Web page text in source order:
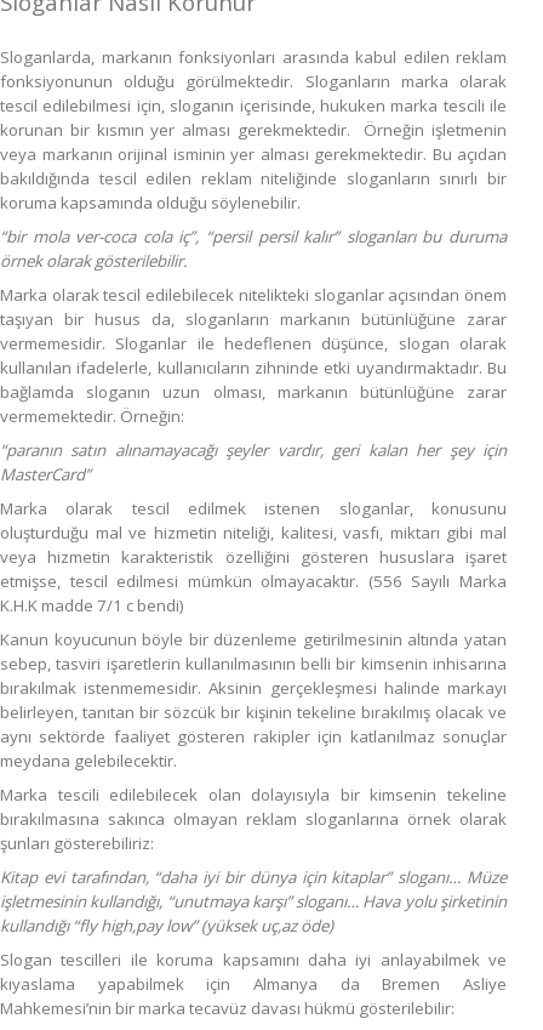
Sloganlarda, markanın fonksiyonları arasında kabul edilen reklam
fonksiyonunun olduğu görülmektedir. Sloganların marka olarak
tescil edilebilmesi için, sloganın içerisinde, hukuken marka tescili ile
korunan bir kısmın yer alması gerekmektedir. Örneğin işletmenin
veya markanın orijinal isminin yer alması gerekmektedir. Bu açıdan
bakıldığında tescil edilen reklam niteliğinde sloganların sınırlı bir
koruma kapsamında olduğu söylenebilir.
“bir mola ver-coca cola iç”, “persil persil kalır” sloganları bu duruma
örnek olarak gösterilebilir.
Marka olarak tescil edilebilecek nitelikteki sloganlar açısından önem
taşıyan bir husus da, sloganların markanın bütünlüğüne zarar
vermemesidir. Sloganlar ile hedeflenen düşünce, slogan olarak
kullanılan ifadelerle, kullanıcıların zihninde etki uyandırmaktadır. Bu
bağlamda sloganın uzun olması, markanın bütünlüğüne zarar
vermemektedir. Örneğin:
“paranın satın alınamayacağı şeyler vardır, geri kalan her şey için
MasterCard”
Marka olarak tescil edilmek istenen sloganlar, konusunu
oluşturduğu mal ve hizmetin niteliği, kalitesi, vasfı, miktarı gibi mal
veya hizmetin karakteristik özelliğini gösteren hususlara işaret
etmişse, tescil edilmesi mümkün olmayacaktır. (556 Sayılı Marka
K.H.K madde 7/1 c bendi)
Kanun koyucunun böyle bir düzenleme getirilmesinin altında yatan
sebep, tasviri işaretlerin kullanılmasının belli bir kimsenin inhisarına
bırakılmak istenmemesidir. Aksinin gerçekleşmesi halinde markayı
belirleyen, tanıtan bir sözcük bir kişinin tekeline bırakılmış olacak ve
aynı sektörde faaliyet gösteren rakipler için katlanılmaz sonuçlar
meydana gelebilecektir.
Marka tescili edilebilecek olan dolayısıyla bir kimsenin tekeline
bırakılmasına sakınca olmayan reklam sloganlarına örnek olarak
şunları gösterebiliriz:
Kitap evi tarafından, “daha iyi bir dünya için kitaplar” sloganı… Müze
işletmesinin kullandığı, “unutmaya karşı” sloganı… Hava yolu şirketinin
kullandığı “fly high,pay low” (yüksek uç,az öde)
Slogan tescilleri ile koruma kapsamını daha iyi anlayabilmek ve
kıyaslama yapabilmek için Almanya da Bremen Asliye
Mahkemesi’nin bir marka tecavüz davası hükmü gösterilebilir: